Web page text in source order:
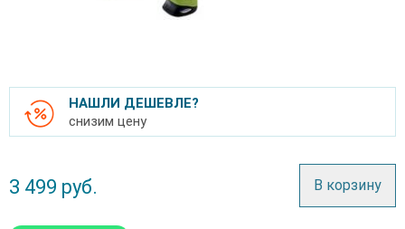
НАШЛИ ДЕШЕВЛЕ?
снизим цену
3 499 руб. В корзину